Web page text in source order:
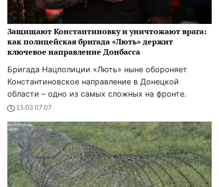
Защищают Константиновку и уничтожают врага:
как полицейская бригада «Лють» держит
ключевое направление Донбасса
Бригада Нацполиции «Лють» ныне обороняет
Константиновское направление в Донецкой
области – одно из самых сложных на фронте.
15:03 07.07